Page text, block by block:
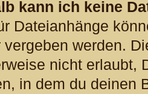
kann ich keine
Dateianhänge
vergeben werden.
nicht erlaubt,
in dem du deinen